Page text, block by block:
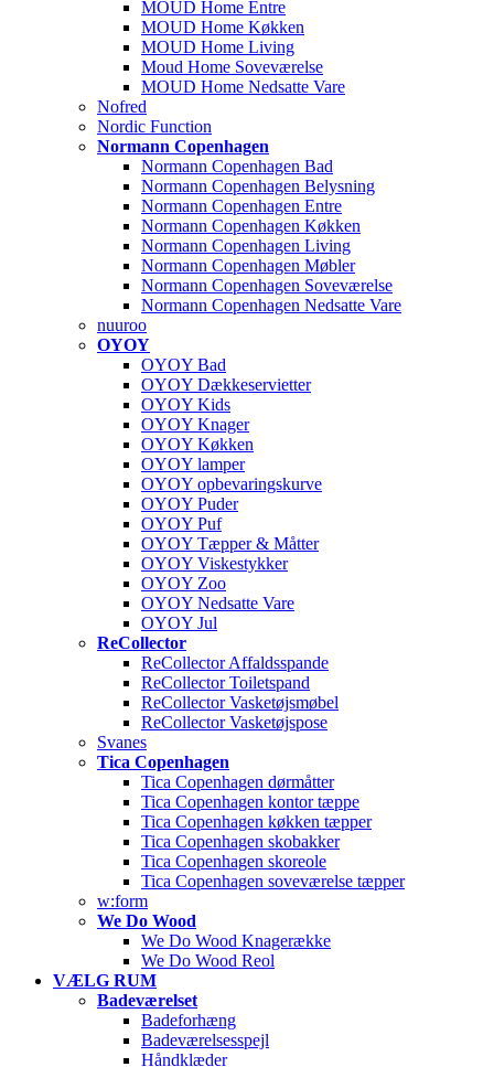
MOUD Home Entre
MOUD Home Køkken
MOUD Home Living
Moud Home Soveværelse
MOUD Home Nedsatte Vare
Nofred
Nordic Function
Normann Copenhagen
Normann Copenhagen Bad
Normann Copenhagen Belysning
Normann Copenhagen Entre
Normann Copenhagen Køkken
Normann Copenhagen Living
Normann Copenhagen Møbler
Normann Copenhagen Soveværelse
Normann Copenhagen Nedsatte Vare
nuuroo
OYOY
OYOY Bad
OYOY Dækkeservietter
OYOY Kids
OYOY Knager
OYOY Køkken
OYOY lamper
OYOY opbevaringskurve
OYOY Puder
OYOY Puf
OYOY Tæpper & Måtter
OYOY Viskestykker
OYOY Zoo
OYOY Nedsatte Vare
OYOY Jul
ReCollector
ReCollector Affaldsspande
ReCollector Toiletspand
ReCollector Vasketøjsmøbel
ReCollector Vasketøjspose
Svanes
Tica Copenhagen
Tica Copenhagen dørmåtter
Tica Copenhagen kontor tæppe
Tica Copenhagen køkken tæpper
Tica Copenhagen skobakker
Tica Copenhagen skoreole
Tica Copenhagen soveværelse tæpper
w:form
We Do Wood
We Do Wood Knagerække
We Do Wood Reol
VÆLG RUM
Badeværelset
Badeforhæng
Badeværelsesspejl
Håndklæder